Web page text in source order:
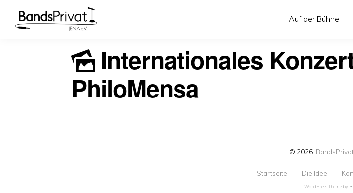
Auf der Bühne
Internationales
PhiloMensa
© 2026 BandsPrivat
Startseite Die Idee
WordPress Theme by